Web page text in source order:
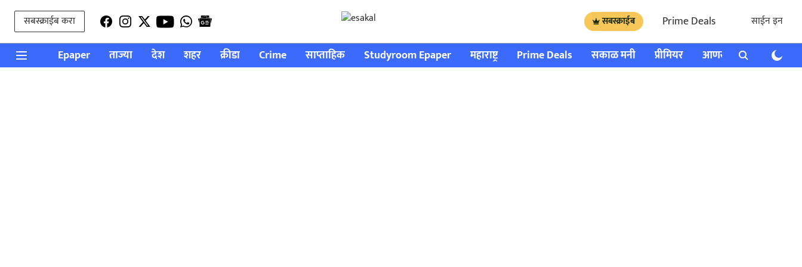
सबस्क्राईब करा सबस्क्राईब Prime Deals साईन इन
Epaper ताज्या देश शहर क्रीडा Crime साप्ताहिक Studyroom Epaper महाराष्ट्र Prime Deals सकाळ मनी प्रीमियर आणखी राशी भविष्य